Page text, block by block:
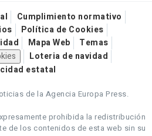
Cumplimiento normativo
Política de Cookies
Mapa Web
Temas
Loteria de navidad
estatal
de la Agencia Europa Press.
prohibida la redistribución
de los contenidos de esta web sin su